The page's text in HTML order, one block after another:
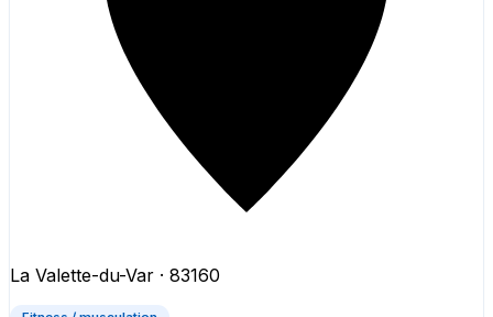
La Valette-du-Var · 83160